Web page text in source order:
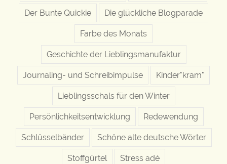
Der Bunte Quickie Die glückliche Blogparade
Farbe des Monats
Geschichte der Lieblingsmanufaktur
Journaling- und Schreibimpulse Kinder"kram"
Lieblingsschals für den Winter
Persönlichkeitsentwicklung Redewendung
Schlüsselbänder Schöne alte deutsche Wörter
Stoffgürtel Stress adé